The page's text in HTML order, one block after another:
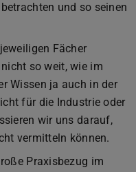
und so seinen
Fächer
so weit, wie im
Wissen ja auch in der
für die Industrie oder
wir uns darauf,
vermitteln können.
Praxisbezug im